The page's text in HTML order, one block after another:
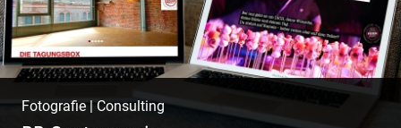
Fotografie|Consulting